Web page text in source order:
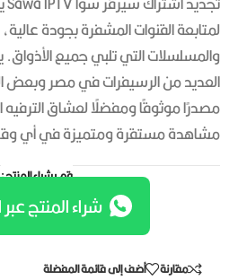
لمتابعة القنوات المشفرة بجودة
والمسلسلات التي تلبي جميع الأذواق.
العديد من الرسيفرات في مصر وبعض
مصدرًا موثوقًا ومفضلًا لعشاق الترفيه
مشاهدة مستقرة ومتميزة في أي
قم بشراء المنتج :
شراء المنتج
مقارنة
أضف إلى قائمة المفضلة